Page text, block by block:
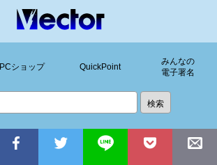
PCショップ QuickPoint
みんなの
電子署名